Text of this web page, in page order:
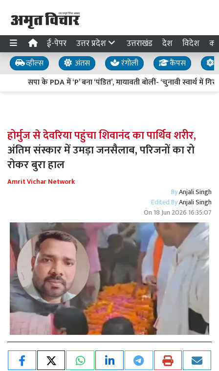
ई-पेपर उत्तर प्रदेश उत्तराखंड देश विदेश
व्हील्स अंतस रंगोली कैंपस
सपा के PDA में ‘P’ बना ‘पंडित’, मायावती बोलीं- ‘चुनावी स्वार्थ में
होर्मुज से देवरिया पहुंचा शिवानंद का पार्थिव शरीर,
अंतिम संस्कार में उमड़ा जनसैलाब, परिजनों का रो
रोकर बुरा हाल
Amrit Vichar Network
ByAnjali Singh
Edited ByAnjali Singh
On 18 Jun 2026 16:35:07